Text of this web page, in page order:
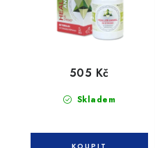
Skladem
505 Kč